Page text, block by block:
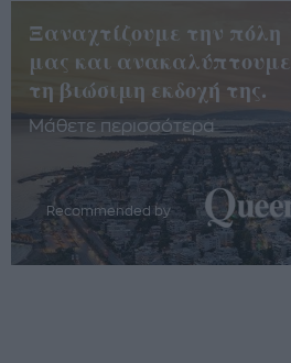
Ξαναχτίζουμε την πόλη
μας και ανακαλύπτουμε
τη βιώσιμη εκδοχή της.
Μάθετε περισσότερα
Recommended by